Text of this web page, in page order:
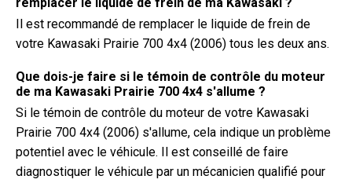
Il est recommandé de remplacer le liquide de frein de
votre Kawasaki Prairie 700 4x4 (2006) tous les deux ans.
Que dois-je faire si le témoin de contrôle du moteur
de ma Kawasaki Prairie 700 4x4 s'allume ?
Si le témoin de contrôle du moteur de votre Kawasaki
Prairie 700 4x4 (2006) s'allume, cela indique un problème
potentiel avec le véhicule. Il est conseillé de faire
diagnostiquer le véhicule par un mécanicien qualifié pour